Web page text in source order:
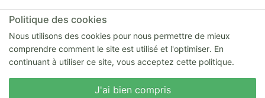
Politique des cookies
Nous utilisons des cookies pour nous permettre de mieux
comprendre comment le site est utilisé et l'optimiser. En
continuant à utiliser ce site, vous acceptez cette politique.
J'ai bien compris